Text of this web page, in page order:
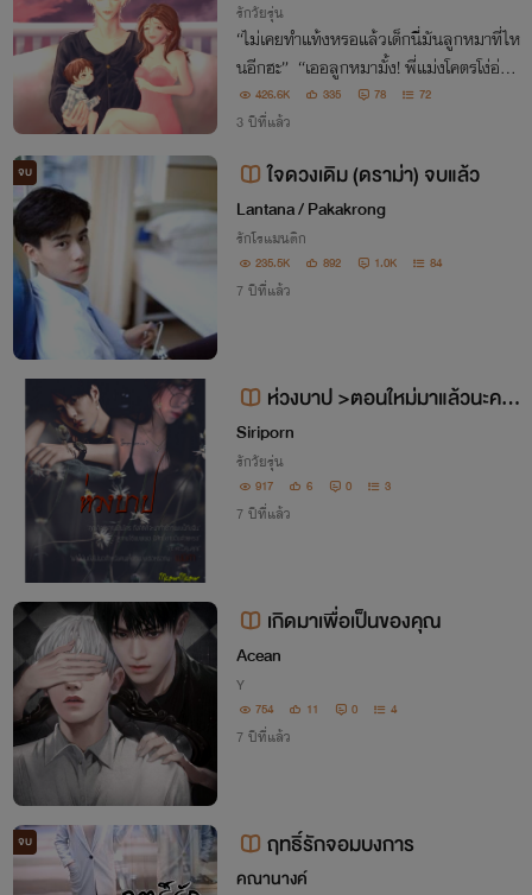
รักวัยรุ่น
“ไม่เคยทำแท้งหรอแล้วเด็กนี่มันลูกหมาที่ไห
นอีกฮะ” “เออลูกหมามั้ง! พี่แม่งโคตรโง่อ่
ะ”บอกเลยว่าจังหวะนี้ฉันขึ้นมากกล้ามาว่าลูก
ฉันเป็นลูกหมาได้ไง ถ้าลูกฉันเป็นลูกหมาเขา
426.6K 335 78 72
3 ปีที่แล้ว
จบ ใจดวงเดิม (ดราม่า) จบแล้ว
Lantana / Pakakrong
รักโรแมนติก
235.5K 892 1.0K 84
7 ปีที่แล้ว
ห่วงบาป >ตอนใหม่มาแล้วนะคะ
<
Siriporn
รักวัยรุ่น
917 6 0 3
7 ปีที่แล้ว
เกิดมาเพื่อเป็นของคุณ
Acean
Y
754 11 0 4
7 ปีที่แล้ว
จบ ฤทธิ์รักจอมบงการ
คณานางค์